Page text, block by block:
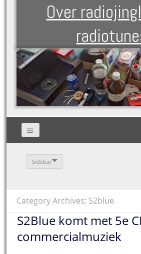
Over
Sidebar
Category Archives: S2blue
S2Blue komt met 5e
commercialmuziek